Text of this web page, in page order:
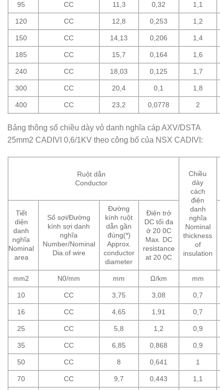
95 CC 11,3 0,32 1,1
120 CC 12,8 0,253 1,2
150 CC 14,13 0,206 1,4
185 CC 15,7 0,164 1,6
240 CC 18,03 0,125 1,7
300 CC 20,4 0,1 1,8
400 CC 23,2 0,0778 2
Bảng thông số chiều dày vỏ danh nghĩa cáp AXV/DSTA
25mm2 CADIVI 0,6/1KV theo công bố của NSX CADIVI:
Ruột dẫn
Conductor
Chiều
dày
cách
điện
danh
nghĩa
Nominal
thickness
of
insulation
Tiết
diện
danh
nghĩa
Nominal
area
Số sợi/Đường
kính sợi danh
nghĩa
Number/Nominal
Dia.of wire
Đường
kính ruột
dẫn gần
đúng(*)
Approx.
conductor
diameter
Điện trở
DC tối đa
ở 20 0C
Max. DC
resistance
at 20 0C
mm2 N0/mm mm Ω/km mm
10 CC 3,75 3,08 0,7
16 CC 4,65 1,91 0,7
25 CC 5,8 1,2 0,9
35 CC 6,85 0,868 0,9
50 CC 8 0,641 1
70 CC 9,7 0,443 1,1